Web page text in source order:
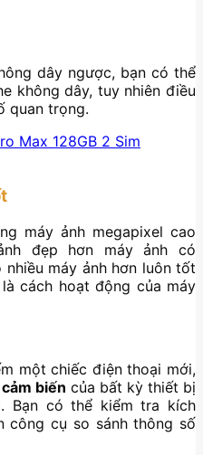
dây ngược, bạn có thể
không dây, tuy nhiên điều
quan trọng.
Max 128GB 2 Sim
máy ảnh megapixel cao
đẹp hơn máy ảnh có
máy ảnh hơn luôn tốt
cách hoạt động của máy
một chiếc điện thoại mới,
biến của bất kỳ thiết bị
Bạn có thể kiểm tra kích
công cụ so sánh thông số